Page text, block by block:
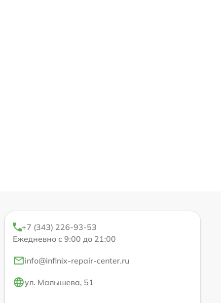
+7 (343) 226-93-53
Ежедневно с 9:00 до 21:00
info@infinix-repair-center.ru
ул. Малышева, 51